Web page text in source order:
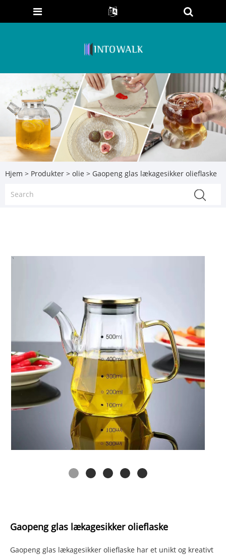
Hjem > Produkter > olie > Gaopeng glas lækagesikker olieflaske
Gaopeng glas lækagesikker olieflaske
Gaopeng glas lækagesikker olieflaske har et unikt og kreativt